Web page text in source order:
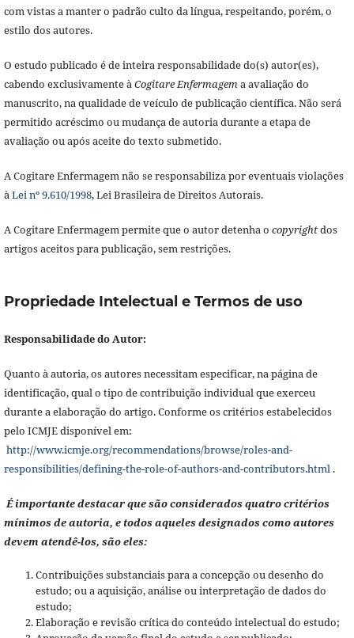
com vistas a manter o padrão culto da língua, respeitando, porém, o
estilo dos autores.
O estudo publicado é de inteira responsabilidade do(s) autor(es),
cabendo exclusivamente àCogitare Enfermagema avaliação do
manuscrito, na qualidade de veículo de publicação científica. Não será
permitido acréscimo ou mudança de autoria durante a etapa de
avaliação ou após aceite do texto submetido.
A Cogitare Enfermagem não se responsabiliza por eventuais violações
àLei nº 9.610/1998, Lei Brasileira de Direitos Autorais.
A Cogitare Enfermagem permite que o autor detenha o copyrightdos
artigos aceitos para publicação, sem restrições.
Propriedade Intelectual e Termos de uso
Responsabilidade do Autor:
Quanto à autoria, os autores necessitam especificar, na página de
identificação, qual o tipo de contribuição individual que exerceu
durante a elaboração do artigo. Conforme os critérios estabelecidos
pelo ICMJE disponível em:
http://www.icmje.org/recommendations/browse/roles-and-
responsibilities/defining-the-role-of-authors-and-contributors.html.
É importante destacar que são considerados quatro critérios
mínimos de autoria, e todos aqueles designados como autores
devem atendê-los, são eles:
Contribuições substanciais para a concepção ou desenho do
estudo; ou a aquisição, análise ou interpretação de dados do
estudo;
Elaboração e revisão crítica do conteúdo intelectual do estudo;